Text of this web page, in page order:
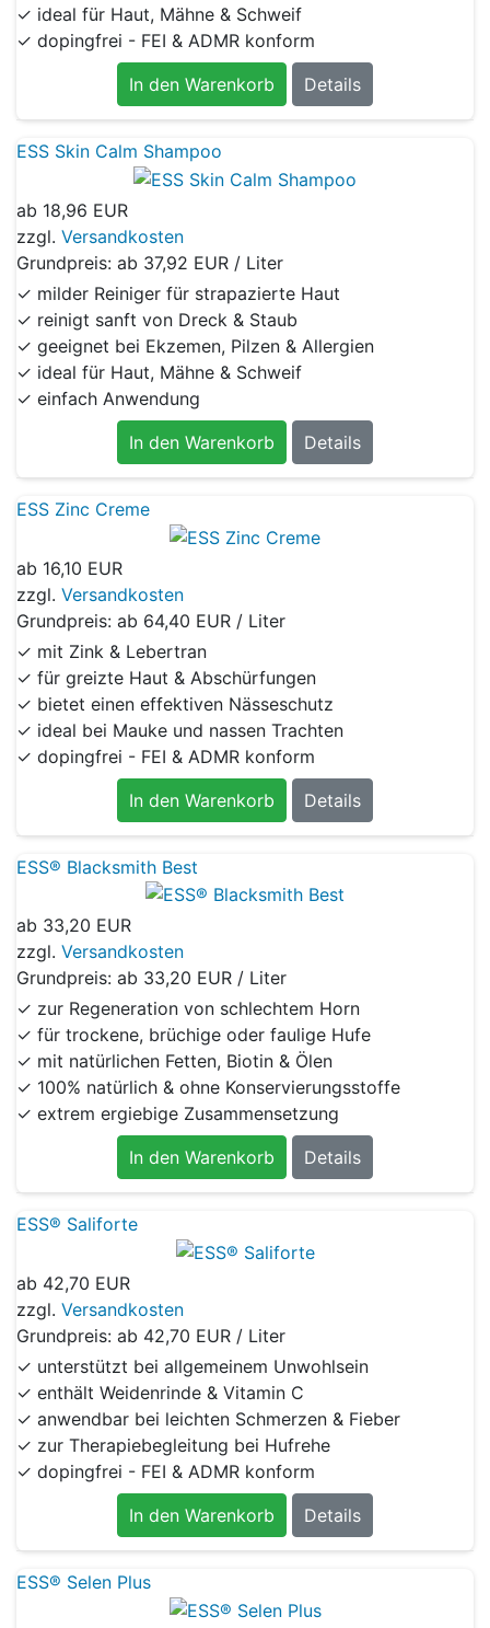
✓ ideal für Haut, Mähne & Schweif
✓ dopingfrei - FEI & ADMR konform
In den Warenkorb
Details
ESS Skin Calm Shampoo
ab 18,96 EUR
zzgl. Versandkosten
Grundpreis: ab 37,92 EUR / Liter
✓ milder Reiniger für strapazierte Haut
✓ reinigt sanft von Dreck & Staub
✓ geeignet bei Ekzemen, Pilzen & Allergien
✓ ideal für Haut, Mähne & Schweif
✓ einfach Anwendung
In den Warenkorb
Details
ESS Zinc Creme
ab 16,10 EUR
zzgl. Versandkosten
Grundpreis: ab 64,40 EUR / Liter
✓ mit Zink & Lebertran
✓ für greizte Haut & Abschürfungen
✓ bietet einen effektiven Nässeschutz
✓ ideal bei Mauke und nassen Trachten
✓ dopingfrei - FEI & ADMR konform
In den Warenkorb
Details
ESS® Blacksmith Best
ab 33,20 EUR
zzgl. Versandkosten
Grundpreis: ab 33,20 EUR / Liter
✓ zur Regeneration von schlechtem Horn
✓ für trockene, brüchige oder faulige Hufe
✓ mit natürlichen Fetten, Biotin & Ölen
✓ 100% natürlich & ohne Konservierungsstoffe
✓ extrem ergiebige Zusammensetzung
In den Warenkorb
Details
ESS® Saliforte
ab 42,70 EUR
zzgl. Versandkosten
Grundpreis: ab 42,70 EUR / Liter
✓ unterstützt bei allgemeinem Unwohlsein
✓ enthält Weidenrinde & Vitamin C
✓ anwendbar bei leichten Schmerzen & Fieber
✓ zur Therapiebegleitung bei Hufrehe
✓ dopingfrei - FEI & ADMR konform
In den Warenkorb
Details
ESS® Selen Plus